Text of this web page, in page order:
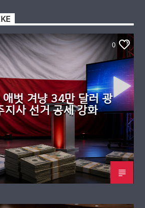
0
벗 겨냥 34만 달러 광
사 선거 공세 강화